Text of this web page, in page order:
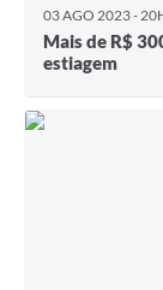
03 AGO 2023 -
Mais de R$
estiagem